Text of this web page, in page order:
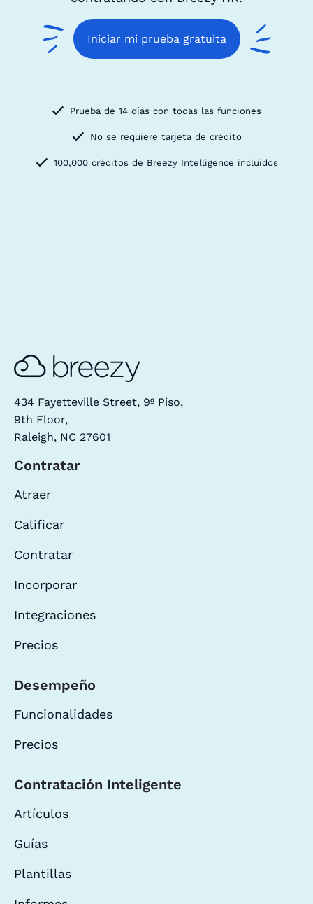
Iniciar mi prueba gratuita
Prueba de 14 días con todas las funciones
No se requiere tarjeta de crédito
100,000 créditos de Breezy Intelligence incluidos
434 Fayetteville Street, 9º Piso,
9th Floor,
Raleigh, NC 27601
Contratar
Atraer
Calificar
Contratar
Incorporar
Integraciones
Precios
Desempeño
Funcionalidades
Precios
Contratación Inteligente
Artículos
Guías
Plantillas